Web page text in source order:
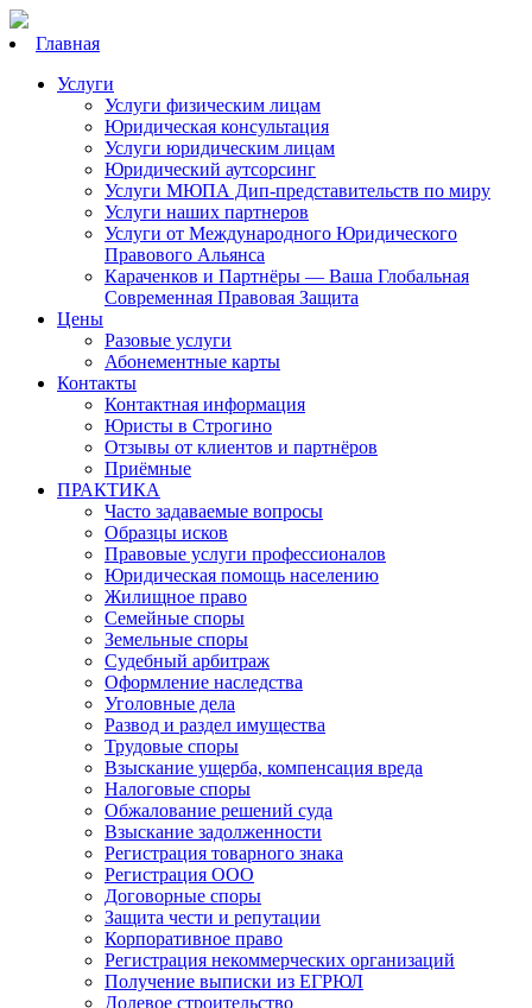
Главная
Услуги
Услуги физическим лицам
Юридическая консультация
Услуги юридическим лицам
Юридический аутсорсинг
Услуги МЮПА Дип-представительств по миру
Услуги наших партнеров
Услуги от Международного Юридического
Правового Альянса
Караченков и Партнёры — Ваша Глобальная
Современная Правовая Защита
Цены
Разовые услуги
Абонементные карты
Контакты
Контактная информация
Юристы в Строгино
Отзывы от клиентов и партнёров
Приёмные
ПРАКТИКА
Часто задаваемые вопросы
Образцы исков
Правовые услуги профессионалов
Юридическая помощь населению
Жилищное право
Семейные споры
Земельные споры
Судебный арбитраж
Оформление наследства
Уголовные дела
Развод и раздел имущества
Трудовые споры
Взыскание ущерба, компенсация вреда
Налоговые споры
Обжалование решений суда
Взыскание задолженности
Регистрация товарного знака
Регистрация ООО
Договорные споры
Защита чести и репутации
Корпоративное право
Регистрация некоммерческих организаций
Получение выписки из ЕГРЮЛ
Долевое строительство